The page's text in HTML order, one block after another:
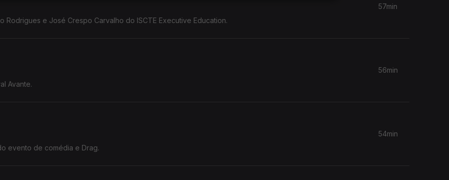
Rodrigues e José Crespo Carvalho do ISCTE Executive Education.
57min
Avante.
56min
evento de comédia e Drag.
54min